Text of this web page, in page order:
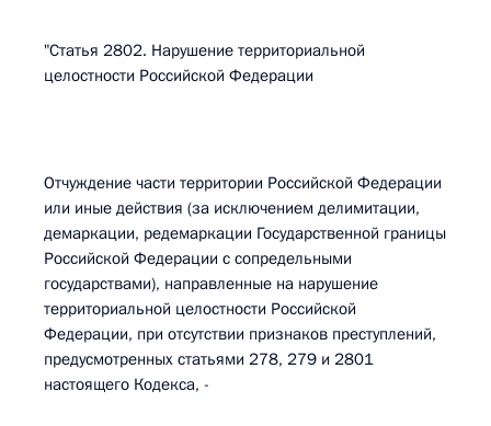
"Статья 2802. Нарушение территориальной
целостности Российской Федерации
Отчуждение части территории Российской Федерации
или иные действия (за исключением делимитации,
демаркации, редемаркации Государственной границы
Российской Федерации с сопредельными
государствами), направленные на нарушение
территориальной целостности Российской
Федерации, при отсутствии признаков преступлений,
предусмотренных статьями 278, 279 и 2801
настоящего Кодекса, -